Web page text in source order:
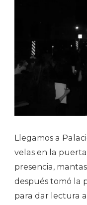
Llegamos a
velas en la
presencia,
después tomó la
para dar lectura